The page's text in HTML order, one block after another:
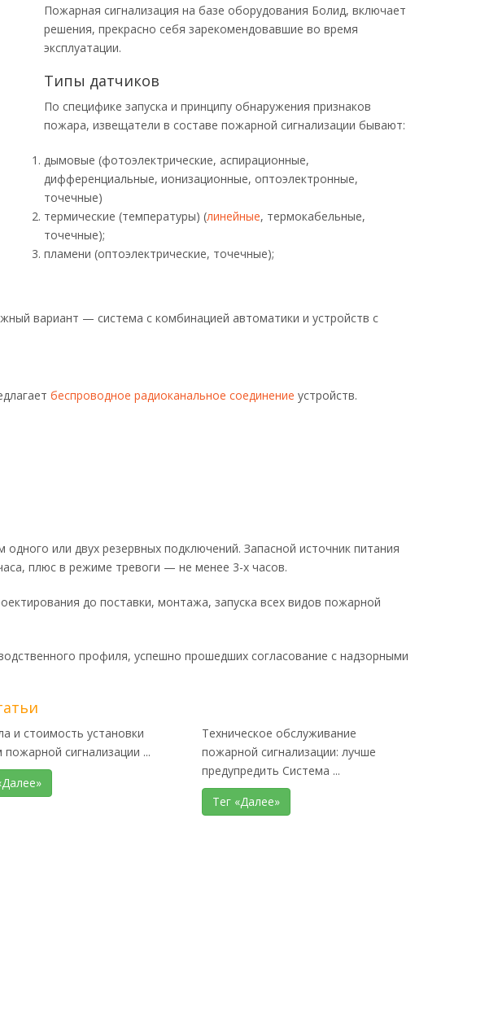
Пожарная сигнализация на базе оборудования Болид, включает
решения, прекрасно себя зарекомендовавшие во время
эксплуатации.
Типы датчиков
По специфике запуска и принципу обнаружения признаков
пожара, извещатели в составе пожарной сигнализации бывают:
дымовые (фотоэлектрические, аспирационные,
дифференциальные, ионизационные, оптоэлектронные,
точечные)
термические (температуры) (линейные, термокабельные,
точечные);
пламени (оптоэлектрические, точечные);
вариант — система с комбинацией автоматики и устройств с
беспроводное радиоканальное соединение устройств.
или двух резервных подключений. Запасной источник питания
плюс в режиме тревоги — не менее 3-х часов.
до поставки, монтажа, запуска всех видов пожарной
профиля, успешно прошедших согласование с надзорными
и стоимость установки
пожарной сигнализации ...
Техническое обслуживание
пожарной сигнализации: лучше
предупредить Система ...
Тег «Далее»